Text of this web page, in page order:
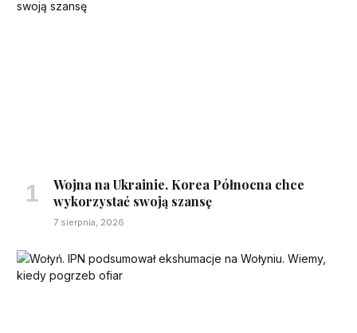
Wojna na Ukrainie. Korea Północna chce
wykorzystać swoją szansę
7 sierpnia, 2026